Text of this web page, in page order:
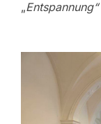
„Entspannung“